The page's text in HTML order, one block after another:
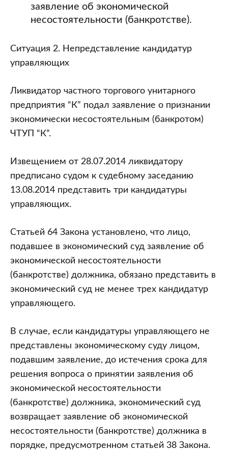
заявление об экономической
несостоятельности (банкротстве).
Ситуация 2. Непредставление кандидатур
управляющих
Ликвидатор частного торгового унитарного
предприятия “К” подал заявление о признании
экономически несостоятельным (банкротом)
ЧТУП “К”.
Извещением от 28.07.2014 ликвидатору
предписано судом к судебному заседанию
13.08.2014 представить три кандидатуры
управляющих.
Статьей 64 Закона установлено, что лицо,
подавшее в экономический суд заявление об
экономической несостоятельности
(банкротстве) должника, обязано представить в
экономический суд не менее трех кандидатур
управляющего.
В случае, если кандидатуры управляющего не
представлены экономическому суду лицом,
подавшим заявление, до истечения срока для
решения вопроса о принятии заявления об
экономической несостоятельности
(банкротстве) должника, экономический суд
возвращает заявление об экономической
несостоятельности (банкротстве) должника в
порядке, предусмотренном статьей 38 Закона.